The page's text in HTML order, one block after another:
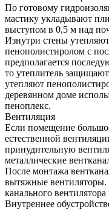
По готовому
мастику укладывают
выступом в 0,5 м над
Изнутри стены
пенополистиролом с
предполагается
то утеплитель
утепляют
деревянном доме
пеноплекс.
Вентиляция
Если помещение
естественной
принудительную
металлические
После монтажа
вытяжные
канального
Внутреннее